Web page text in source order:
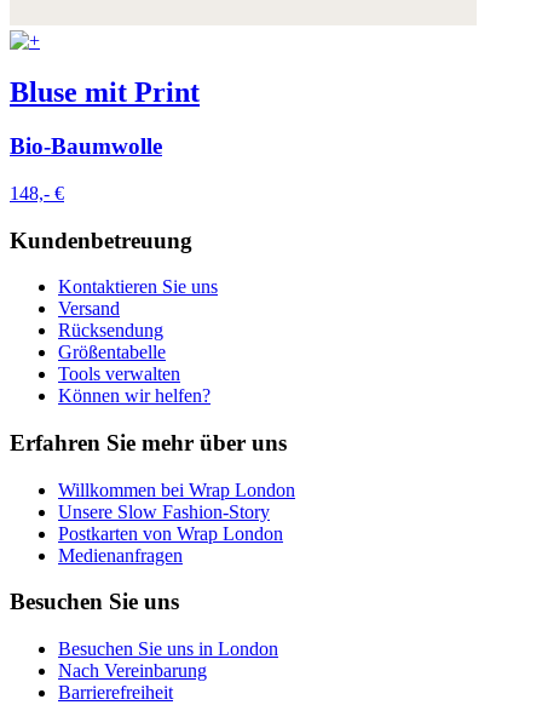
Bluse mit Print
Bio-Baumwolle
148,- €
Kundenbetreuung
Kontaktieren Sie uns
Versand
Rücksendung
Größentabelle
Tools verwalten
Können wir helfen?
Erfahren Sie mehr über uns
Willkommen bei Wrap London
Unsere Slow Fashion-Story
Postkarten von Wrap London
Medienanfragen
Besuchen Sie uns
Besuchen Sie uns in London
Nach Vereinbarung
Barrierefreiheit